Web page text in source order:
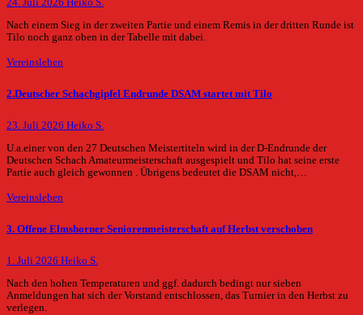
24. Juli 2026 Heiko S.
Nach einem Sieg in der zweiten Partie und einem Remis in der dritten Runde ist
Tilo noch ganz oben in der Tabelle mit dabei.
Vereinsleben
2.Deutscher Schachgipfel Endrunde DSAM startet mit Tilo
23. Juli 2026 Heiko S.
U.a.einer von den 27 Deutschen Meistertiteln wird in der D-Endrunde der
Deutschen Schach Amateurmeisterschaft ausgespielt und Tilo hat seine erste
Partie auch gleich gewonnen . Übrigens bedeutet die DSAM nicht,…
Vereinsleben
3. Offene Elmshorner Seniorenmeisterschaft auf Herbst verschoben
1. Juli 2026 Heiko S.
Nach den hohen Temperaturen und ggf. dadurch bedingt nur sieben
Anmeldungen hat sich der Vorstand entschlossen, das Turnier in den Herbst zu
verlegen.